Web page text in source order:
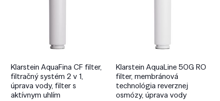
Klarstein AquaFina CF filter,
filtračný systém 2 v 1,
úprava vody, filter s
aktívnym uhlím
Klarstein AquaLine 50G RO
filter, membránová
technológia reverznej
osmózy, úprava vody